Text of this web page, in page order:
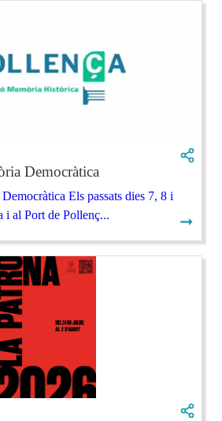
Democràtica
Els passats dies 7, 8 i
i al Port de Pollenç...
➞